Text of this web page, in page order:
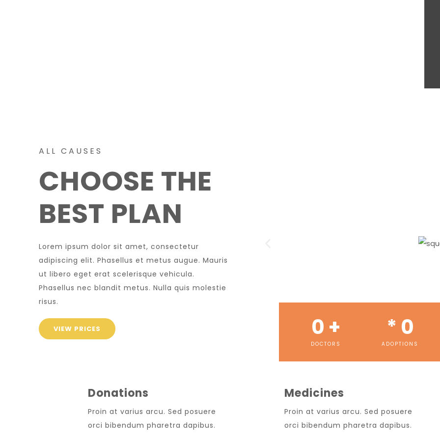
ALL CAUSES
CHOOSE THE
BEST PLAN
Lorem ipsum dolor sit amet, consectetur
adipiscing elit. Phasellus et metus augue. Mauris
ut libero eget erat scelerisque vehicula.
Phasellus nec blandit metus. Nulla quis molestie
risus.
VIEW PRICES
DOCTORS
0 +
ADOPTIONS
* 0
Donations
Proin at varius arcu. Sed posuere
orci bibendum pharetra dapibus.
Medicines
Proin at varius arcu. Sed posuere
orci bibendum pharetra dapibus.